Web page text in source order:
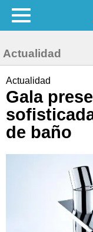
Actualidad
Actualidad
Gala
de baño